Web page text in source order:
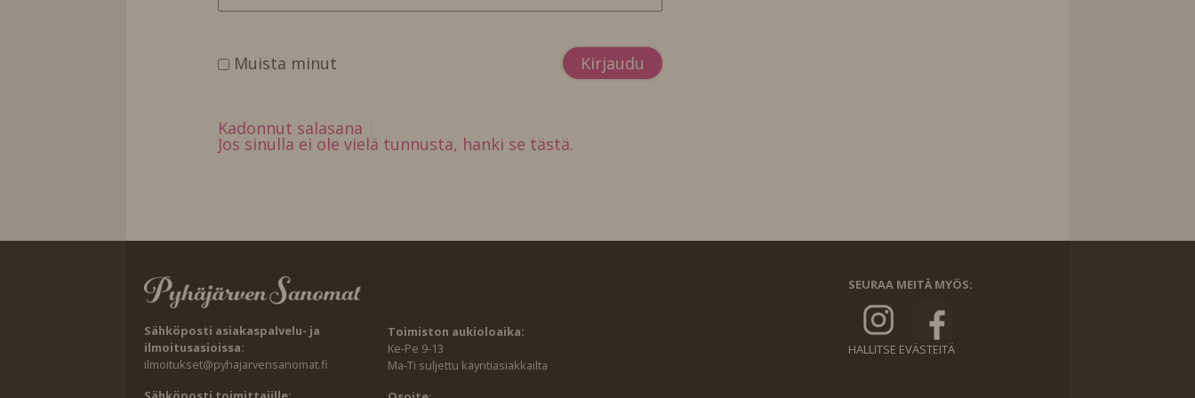
Muista minut
Kadonnut salasana
Jos sinulla ei ole vielä tunnusta, hanki se tästä.
Sähköposti asiakaspalvelu- ja
ilmoitusasioissa:
ilmoitukset@pyhajarvensanomat.fi
Toimiston aukioloaika:
Ke-Pe 9-13
Ma-Ti suljettu käyntiasiakkailta
SEURAA MEITÄ MYÖS:
HALLITSE EVÄSTEITÄ